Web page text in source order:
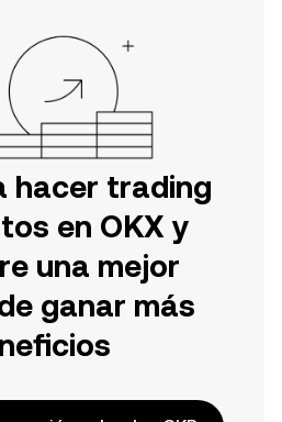
hacer trading
en OKX y
una mejor
ganar más